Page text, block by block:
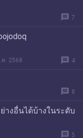
message 7
ค. 2568 message 4
message 8
างอื่นได้บ้างในระดับ
message 5